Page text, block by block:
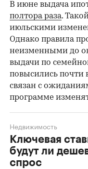
В июне выдача
полтора раза.
июльскими
Однако правила
неизменными до
выдачи по
повысились почти
связан с
программе
Ключевая
будут ли
спрос
Недвижимость